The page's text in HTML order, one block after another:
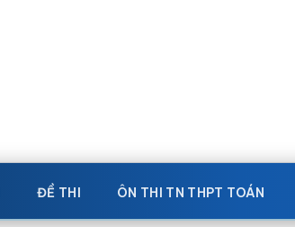
ĐỀ THI ÔN THI TN THPT TOÁN